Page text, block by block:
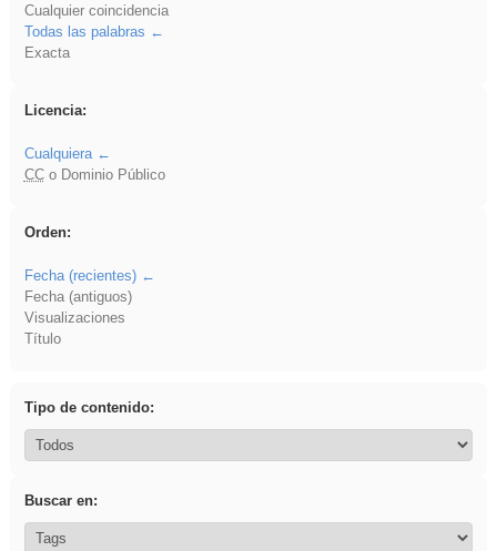
Cualquier coincidencia
Todas las palabras
Exacta
Licencia:
Cualquiera
CCo Dominio Público
Orden:
Fecha (recientes)
Fecha (antiguos)
Visualizaciones
Título
Tipo de contenido:
Buscar en: